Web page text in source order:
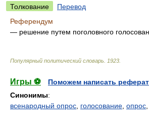
Толкование
Перевод
Референдум
— решение путем поголовного
Популярный политический словарь 1923
Игры ⚽
Поможем написать реферат
Синонимы:
всенародный опрос голосование опрос